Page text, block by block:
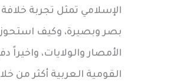
الإسلامي تمثل تجربة
بصر وبصيرة، وكيف
الأمصار والولايات،
القومية العربية أكثر من